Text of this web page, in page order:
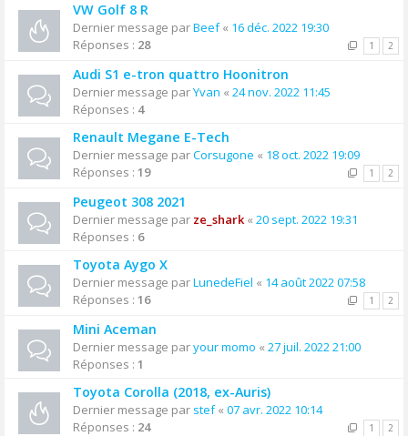
VW Golf 8 R
Dernier message parBeef« 16 déc. 2022 19:30
Réponses : 28 1 2
Audi S1 e-tron quattro Hoonitron
Dernier message parYvan « 24 nov. 2022 11:45
Réponses : 4
Renault Megane E-Tech
Dernier message parCorsugone « 18 oct. 2022 19:09
Réponses : 19 1 2
Peugeot 308 2021
Dernier message par ze_shark« 20 sept. 2022 19:31
Réponses : 6
Toyota Aygo X
Dernier message parLunedeFiel « 14 août 2022 07:58
Réponses : 16 1 2
Mini Aceman
Dernier message paryour momo « 27 juil. 2022 21:00
Réponses : 1
Toyota Corolla (2018, ex-Auris)
Dernier message par stef« 07 avr. 2022 10:14
Réponses : 24 1 2